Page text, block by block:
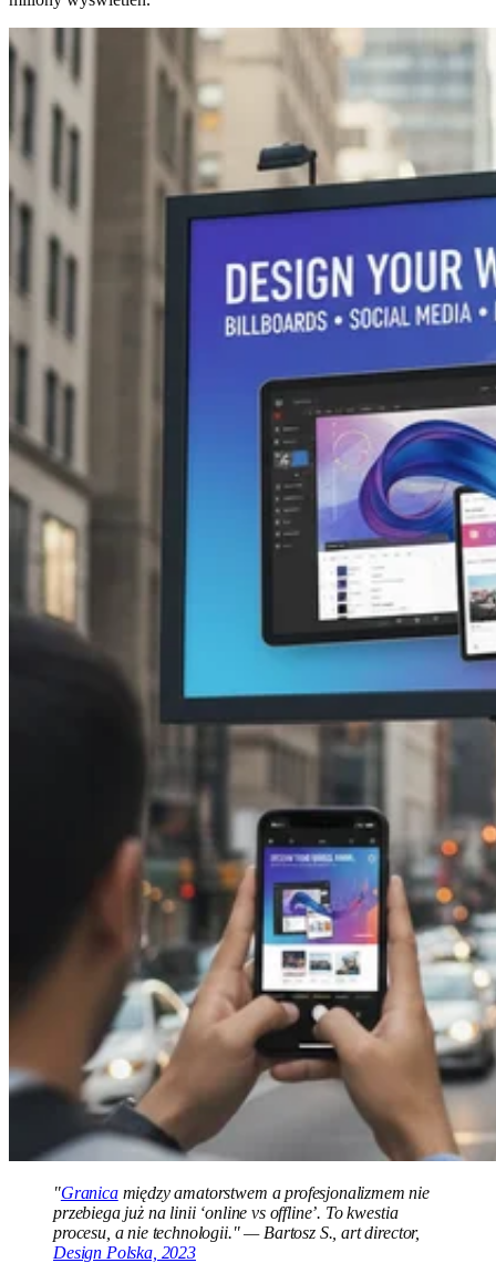
"Granicamiędzy amatorstwem a profesjonalizmem nie
przebiega już na linii ‘online vs offline’. To kwestia
procesu, a nie technologii." — Bartosz S., art director,
Design Polska, 2023